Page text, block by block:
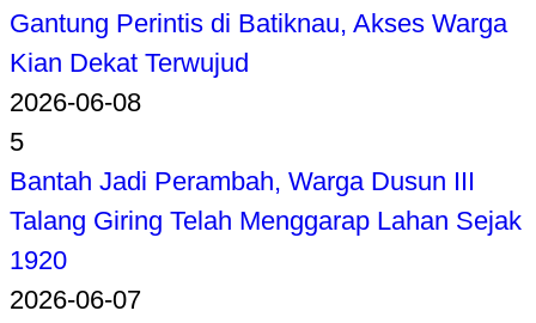
Gantung Perintis di Batiknau, Akses Warga
Kian Dekat Terwujud
2026-06-08
5
Bantah Jadi Perambah, Warga Dusun III
Talang Giring Telah Menggarap Lahan Sejak
1920
2026-06-07